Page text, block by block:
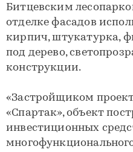
Битцевским
отделке фасадов
кирпич, штукатурка,
под дерево,
конструкции.
«Застройщиком
«Спартак», объект
инвестиционных